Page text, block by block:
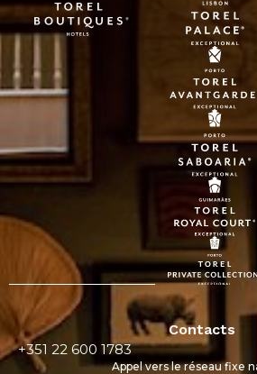
Contacts
+351 22 600 1783
Appel vers le réseau fixe